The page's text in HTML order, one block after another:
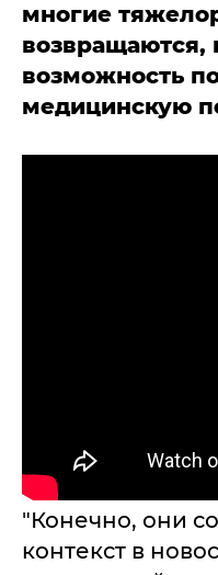
многие
возвращаются,
возможность
медицинскую
"Конечно, они
контекст в